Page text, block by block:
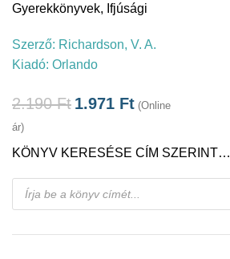
KÖNYV KERESÉSE CÍM SZERINT…
Products
search
Gyerekkönyvek, Ifjúsági
Szerző: Richardson, V. A.
Kiadó: Orlando
2.190Ft 1.971 Ft (Online
ár)